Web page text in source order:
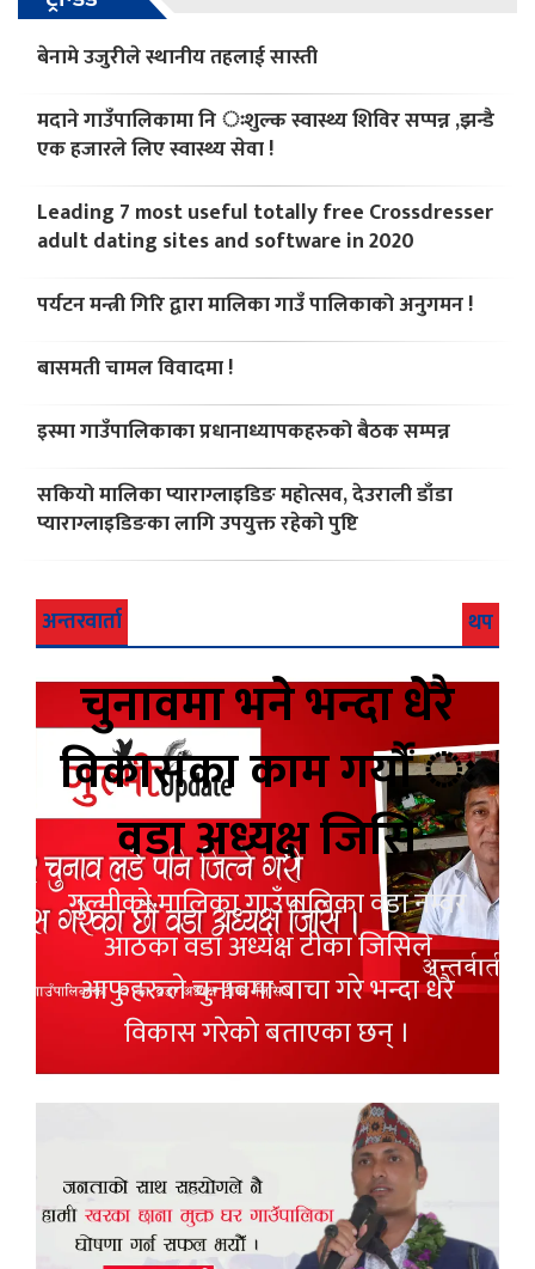
बेनामे उजुरीले स्थानीय तहलाई सास्ती
मदाने गाउँपालिकामा नि ःशुल्क स्वास्थ्य शिविर सप्पन्न ,झन्डै
एक हजारले लिए स्वास्थ्य सेवा !
Leading 7 most useful totally free Crossdresser
adult dating sites and software in 2020
पर्यटन मन्त्री गिरि द्वारा मालिका गाउँ पालिकाको अनुगमन !
बासमती चामल विवादमा !
इस्मा गाउँपालिकाका प्रधानाध्यापकहरुको बैठक सम्पन्न
सकियो मालिका प्याराग्लाइडिङ महोत्सव, देउराली डाँडा
प्याराग्लाइडिङका लागि उपयुक्त रहेको पुष्टि
अन्तरवार्ता थप
चुनावमा भने भन्दा धेरै
विकासका काम गर्यौं ः
वडा अध्यक्ष जिसि
गुल्मीको मालिका गाउँपालिका वडा नम्वर
आठका वडा अध्यक्ष टीका जिसिले
आफुहरुले चुनावमा बाचा गरे भन्दा धेरै
विकास गरेको बताएका छन् ।